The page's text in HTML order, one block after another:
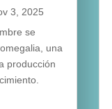
3, 2025
se
una
producción